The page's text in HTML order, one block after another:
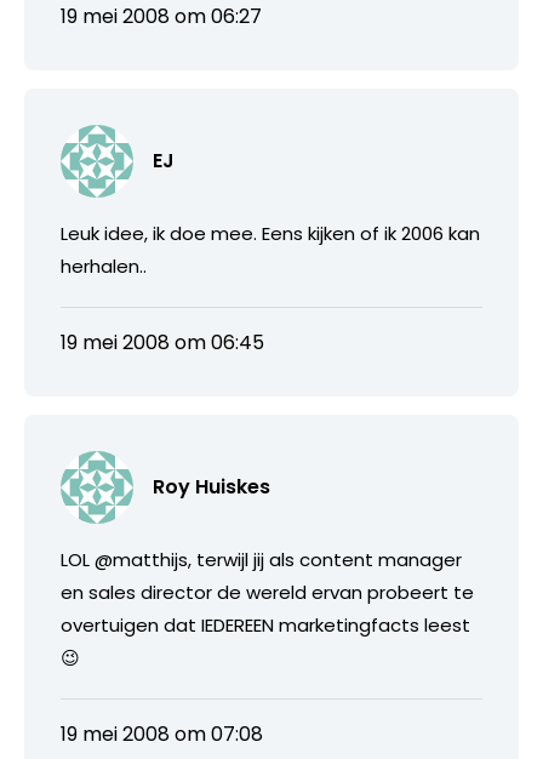
19 mei 2008 om 06:27
EJ
Leuk idee, ik doe mee. Eens kijken of ik 2006 kan
herhalen..
19 mei 2008 om 06:45
Roy Huiskes
LOL @matthijs, terwijl jij als content manager
en sales director de wereld ervan probeert te
overtuigen dat IEDEREEN marketingfacts leest
😉
19 mei 2008 om 07:08